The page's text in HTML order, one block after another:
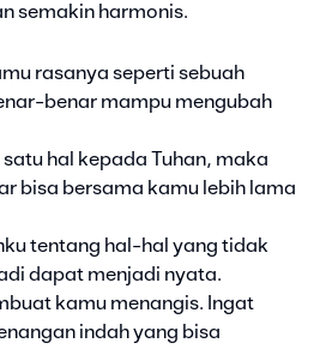
semakin harmonis.
rasanya seperti sebuah
benar mampu mengubah
hal kepada Tuhan, maka
bisa bersama kamu lebih lama
tentang hal-hal yang tidak
dapat menjadi nyata.
kamu menangis. Ingat
indah yang bisa